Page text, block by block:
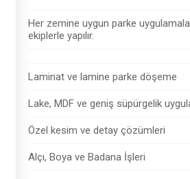
Her zemine uygun parke
ekiplerle yapılır.
Laminat ve lamine parke döşeme
Lake, MDF ve geniş süpürgelik
Özel kesim ve detay çözümleri
Alçı, Boya ve Badana İşleri